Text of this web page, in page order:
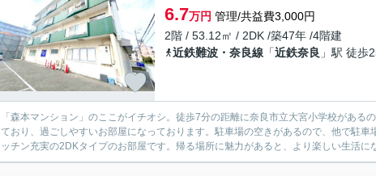
6.7万円 管理/共益費3,000円
2階 / 53.12㎡ / 2DK /築47年 /4階建
近鉄難波・奈良線 「近鉄奈良 」駅 徒歩
「森本マンション」のここがイチオシ。徒歩7分の距離に奈良市立大宮小学校があ
ており、過ごしやすいお部屋になっております。駐車場の空きがあるので、他で駐
ッチン充実の2DKタイプのお部屋です。帰る場所に魅力があると、より楽しい生活